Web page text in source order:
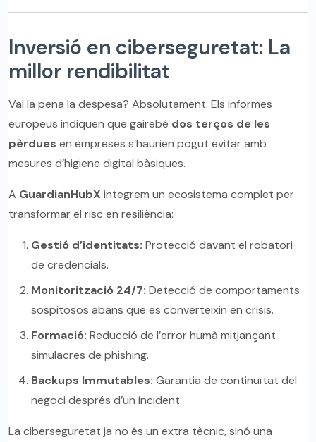
Inversió en ciberseguretat: La
millor rendibilitat
Val la pena la despesa? Absolutament. Els informes
europeus indiquen que gairebé dos terços de les
pèrdues en empreses s’haurien pogut evitar amb
mesures d’higiene digital bàsiques.
A GuardianHubX integrem un ecosistema complet per
transformar el risc en resiliència:
Gestió d’identitats: Protecció davant el robatori
de credencials.
Monitorització 24/7: Detecció de comportaments
sospitosos abans que es converteixin en crisis.
Formació: Reducció de l’error humà mitjançant
simulacres de phishing.
Backups Immutables: Garantia de continuïtat del
negoci després d’un incident.
La ciberseguretat ja no és un extra tècnic, sinó una